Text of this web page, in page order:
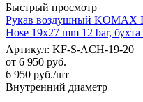
Быстрый просмотр
Рукав воздушный KOMAX
Hose 19х27 mm 12 bar,
Артикул: KF-S-ACH-19-20
от 6 950 руб.
6 950 руб./шт
Внутренний диаметр